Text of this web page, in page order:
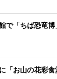
で「ちば恐竜
「お山の花彩